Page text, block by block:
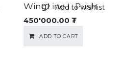
WingLine L Push
450'000.00 ₮
ADD TO CART
Add to wishlist